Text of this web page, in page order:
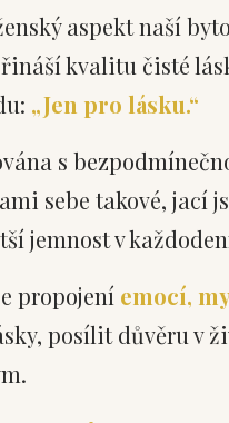
aspekt naší
kvalitu čisté
„Jen pro lásku.“
s
sebe takové, jací
jemnost v
propojení emocí,
posílit důvěru v